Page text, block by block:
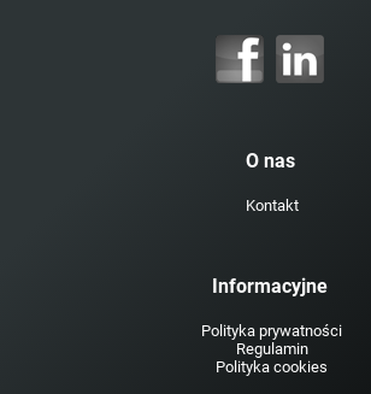
O nas
Kontakt
Informacyjne
Polityka prywatności
Regulamin
Polityka cookies